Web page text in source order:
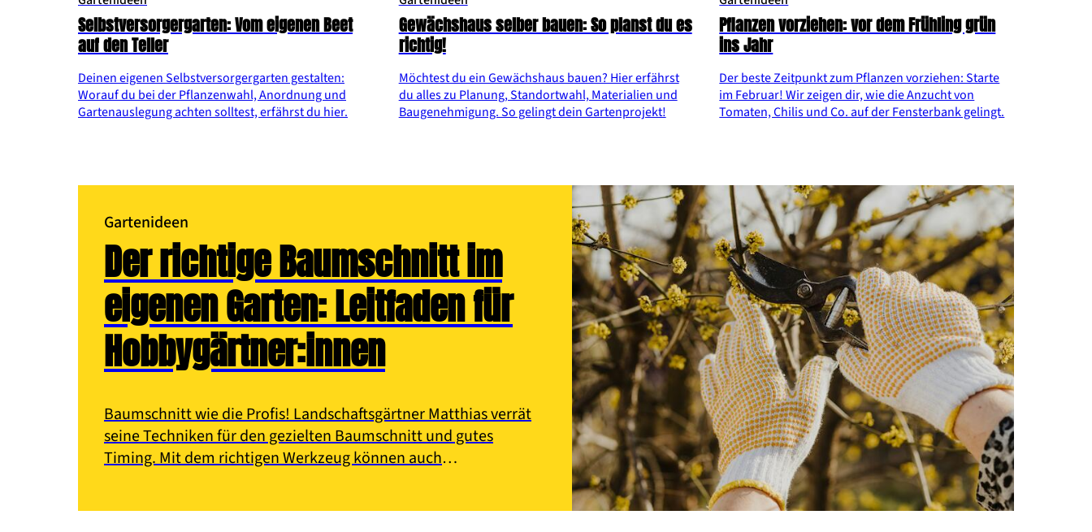
Selbstversorgergarten: Vom eigenen Beet
auf den Teller
Deinen eigenen Selbstversorgergarten gestalten:
Worauf du bei der Pflanzenwahl, Anordnung und
Gartenauslegung achten solltest, erfährst du hier.
Gewächshaus selber bauen: So planst du es
richtig!
Möchtest du ein Gewächshaus bauen? Hier erfährst
du alles zu Planung, Standortwahl, Materialien und
Baugenehmigung. So gelingt dein Gartenprojekt!
Pflanzen vorziehen: vor dem Frühling grün
ins Jahr
Der beste Zeitpunkt zum Pflanzen vorziehen: Starte
im Februar! Wir zeigen dir, wie die Anzucht von
Tomaten, Chilis und Co. auf der Fensterbank gelingt.
Gartenideen
Der richtige Baumschnitt im
eigenen Garten: Leitfaden für
Hobbygärtner:innen
Baumschnitt wie die Profis! Landschaftsgärtner Matthias verrät
seine Techniken für den gezielten Baumschnitt und gutes
Timing. Mit dem richtigen Werkzeug können auch